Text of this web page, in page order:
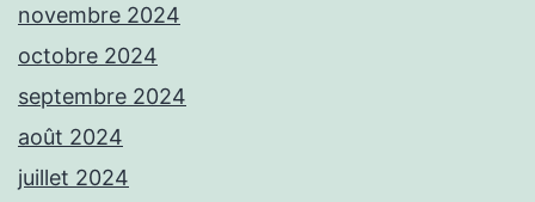
novembre 2024
octobre 2024
septembre 2024
août 2024
juillet 2024